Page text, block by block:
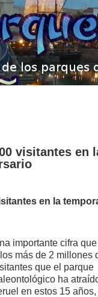
visitantes en
en la
importante cifra
más de 2 millones
que el parque
ha
en estos 15 años,